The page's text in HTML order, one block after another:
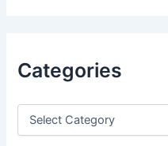
f
r
Categories